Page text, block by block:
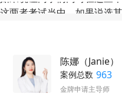
两者考试当中，如果说选
学生目前的雅思已经考出
月份申请的时候能够递交
就是我们可以在申请9月
请的学生的话对于实习经
们的实习就是只有一段或
陈娜（Janie）
案例总数 963
金牌申请主导师